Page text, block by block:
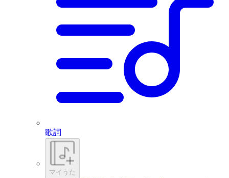
歌詞
マイうた